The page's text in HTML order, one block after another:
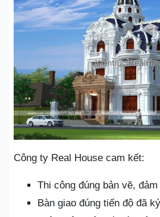
Công ty Real House cam kết:
Thi công đúng bản vẽ,
Bàn giao đúng tiến độ đã